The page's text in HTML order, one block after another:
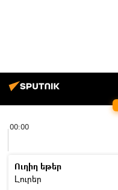
00:00
Ուղիղ եթեր
Լուրեր